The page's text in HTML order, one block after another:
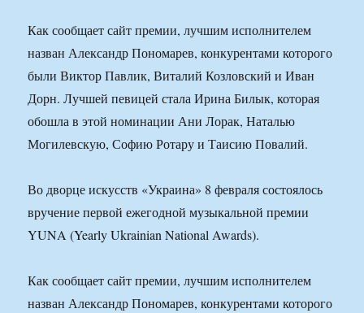
Как сообщает сайт премии, лучшим исполнителем
назван Александр Пономарев, конкурентами которого
были Виктор Павлик, Виталий Козловский и Иван
Дорн. Лучшей певицей стала Ирина Билык, которая
обошла в этой номинации Ани Лорак, Наталью
Могилевскую, Софию Ротару и Таисию Повалий.
Во дворце искусств «Украина» 8 февраля состоялось
вручение первой ежегодной музыкальной премии
YUNA (Yearly Ukrainian National Awards).
Как сообщает сайт премии, лучшим исполнителем
назван Александр Пономарев, конкурентами которого